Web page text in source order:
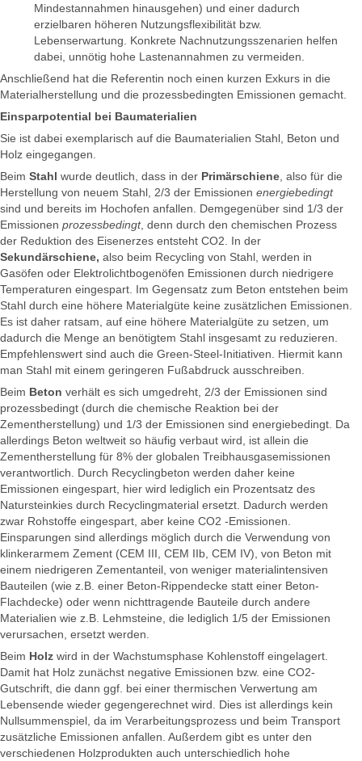
Mindestannahmen hinausgehen) und einer dadurch
erzielbaren höheren Nutzungsflexibilität bzw.
Lebenserwartung. Konkrete Nachnutzungsszenarien helfen
dabei, unnötig hohe Lastenannahmen zu vermeiden.
Anschließend hat die Referentin noch einen kurzen Exkurs in die
Materialherstellung und die prozessbedingten Emissionen gemacht.
Einsparpotential bei Baumaterialien
Sie ist dabei exemplarisch auf die Baumaterialien Stahl, Beton und
Holz eingegangen.
Beim Stahl wurde deutlich, dass in der Primärschiene , also für die
Herstellung von neuem Stahl, 2/3 der Emissionen energiebedingt
sind und bereits im Hochofen anfallen. Demgegenüber sind 1/3 der
Emissionen prozessbedingt, denn durch den chemischen Prozess
der Reduktion des Eisenerzes entsteht CO2. In der
Sekundärschiene, also beim Recycling von Stahl, werden in
Gasöfen oder Elektrolichtbogenöfen Emissionen durch niedrigere
Temperaturen eingespart. Im Gegensatz zum Beton entstehen beim
Stahl durch eine höhere Materialgüte keine zusätzlichen Emissionen.
Es ist daher ratsam, auf eine höhere Materialgüte zu setzen, um
dadurch die Menge an benötigtem Stahl insgesamt zu reduzieren.
Empfehlenswert sind auch die Green-Steel-Initiativen. Hiermit kann
man Stahl mit einem geringeren Fußabdruck ausschreiben.
Beim Beton verhält es sich umgedreht, 2/3 der Emissionen sind
prozessbedingt (durch die chemische Reaktion bei der
Zementherstellung) und 1/3 der Emissionen sind energiebedingt. Da
allerdings Beton weltweit so häufig verbaut wird, ist allein die
Zementherstellung für 8% der globalen Treibhausgasemissionen
verantwortlich. Durch Recyclingbeton werden daher keine
Emissionen eingespart, hier wird lediglich ein Prozentsatz des
Natursteinkies durch Recyclingmaterial ersetzt. Dadurch werden
zwar Rohstoffe eingespart, aber keine CO2 -Emissionen.
Einsparungen sind allerdings möglich durch die Verwendung von
klinkerarmem Zement (CEM III, CEM IIb, CEM IV), von Beton mit
einem niedrigeren Zementanteil, von weniger materialintensiven
Bauteilen (wie z.B. einer Beton-Rippendecke statt einer Beton-
Flachdecke) oder wenn nichttragende Bauteile durch andere
Materialien wie z.B. Lehmsteine, die lediglich 1/5 der Emissionen
verursachen, ersetzt werden.
Beim Holz wird in der Wachstumsphase Kohlenstoff eingelagert.
Damit hat Holz zunächst negative Emissionen bzw. eine CO2-
Gutschrift, die dann ggf. bei einer thermischen Verwertung am
Lebensende wieder gegengerechnet wird. Dies ist allerdings kein
Nullsummenspiel, da im Verarbeitungsprozess und beim Transport
zusätzliche Emissionen anfallen. Außerdem gibt es unter den
verschiedenen Holzprodukten auch unterschiedlich hohe